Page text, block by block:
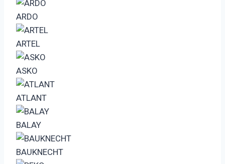
ARDO
ARTEL
ASKO
ATLANT
BALAY
BAUKNECHT